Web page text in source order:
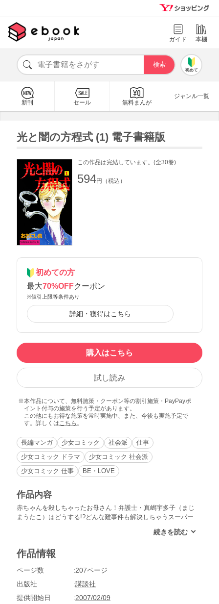
ガイド 本棚
初めて
新刊 セール 無料まんが
ジャンル一覧
光と闇の方程式 (1) 電子書籍版
この作品は完結しています。(全30巻)
594円（税込）
初めての方
最大70%OFFクーポン
※値引上限等条件あり
詳細・獲得はこちら
購入はこちら
試し読み
本作品について、無料施策・クーポン等の割引施策・PayPayポ
イント付与の施策を行う予定があります。
この他にもお得な施策を常時実施中、また、今後も実施予定で
す。詳しくはこちら 。
長編マンガ 少女コミック 社会派
仕事
少女コミック ドラマ
少女コミック 社会派
少女コミック 仕事
BE・LOVE
作品内容
赤ちゃんを殺しちゃったお母さん！弁護士・真嶋宇多子（まじ
まうたこ）はどうする!?どんな難事件も解決しちゃうスーパー
弱い感情屋さん。どんなに哀しい事件でも宇多子がいったん取
作品情報
ページ数
207ページ
出版社
講談社
提供開始日
2007/02/09